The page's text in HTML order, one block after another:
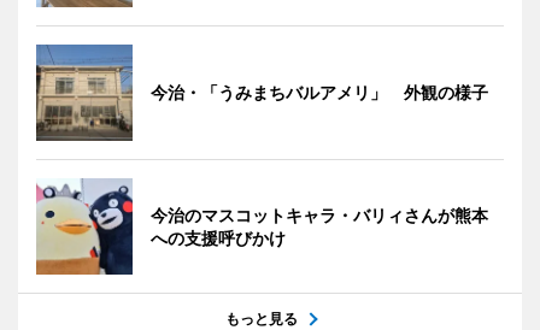
今治・「うみまちバルアメリ」 外観の様子
今治のマスコットキャラ・バリィさんが熊本
への支援呼びかけ
もっと見る